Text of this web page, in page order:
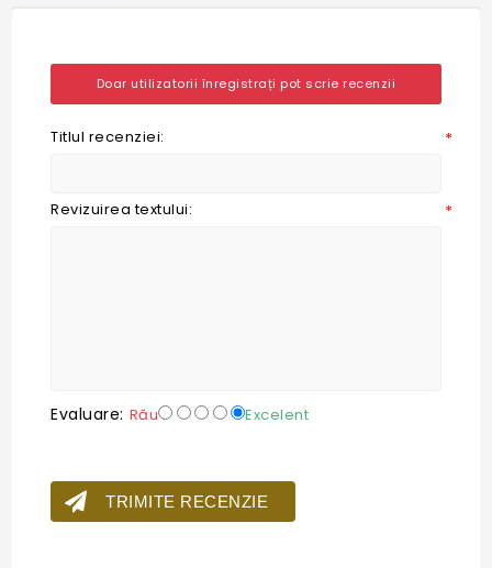
Doar utilizatorii înregistrați pot scrie recenzii
Titlul recenziei: *
Revizuirea textului: *
Evaluare: Rău Excelent
TRIMITE RECENZIE